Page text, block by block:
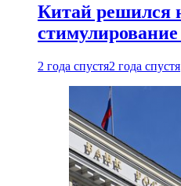
Китай решился
2 года спустя2 года спустя